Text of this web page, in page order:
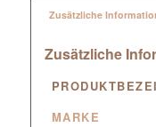
Zusätzliche
Zusätzliche
MARKE